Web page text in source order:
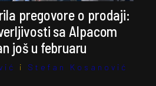
pregovore o prodaji:
sa Alpacom
još u februaru
i Stefan Kosanović